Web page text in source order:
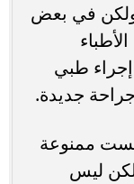
ولكن في بعض
طبي
جديدة.
ممنوعة
ليس